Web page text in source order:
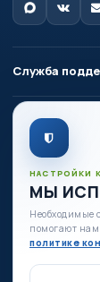
Служба
О компании
Личный
Есть вопросы по
+7 (980)
+7 (495)
НАСТРОЙКИ
МЫ
Необходимые
помогают нам
политике